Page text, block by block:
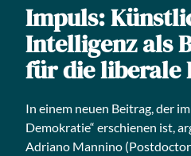
Impuls:
Intelligenz als
für die liberale
In einem neu­en Bei­trag, der
Demo­kra­tie“ erschie­nen ist,
Adria­no Man­ni­no